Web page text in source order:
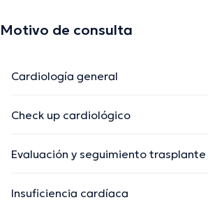
Motivo de consulta
Cardiología general
Check up cardiológico
Evaluación y seguimiento
Insuficiencia cardíaca